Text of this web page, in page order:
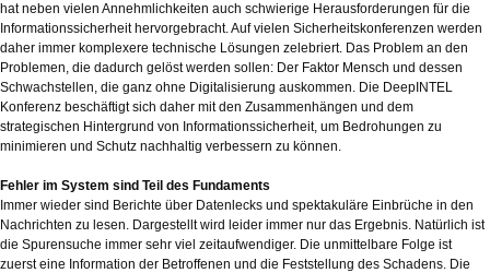
hat neben vielen Annehmlichkeiten auch schwierige Herausforderungen für die
Informationssicherheit hervorgebracht. Auf vielen Sicherheitskonferenzen werden
daher immer komplexere technische Lösungen zelebriert. Das Problem an den
Problemen, die dadurch gelöst werden sollen: Der Faktor Mensch und dessen
Schwachstellen, die ganz ohne Digitalisierung auskommen. Die DeepINTEL
Konferenz beschäftigt sich daher mit den Zusammenhängen und dem
strategischen Hintergrund von Informationssicherheit, um Bedrohungen zu
minimieren und Schutz nachhaltig verbessern zu können.
Fehler im System sind Teil des Fundaments
Immer wieder sind Berichte über Datenlecks und spektakuläre Einbrüche in den
Nachrichten zu lesen. Dargestellt wird leider immer nur das Ergebnis. Natürlich ist
die Spurensuche immer sehr viel zeitaufwendiger. Die unmittelbare Folge ist
zuerst eine Information der Betroffenen und die Feststellung des Schadens. Die